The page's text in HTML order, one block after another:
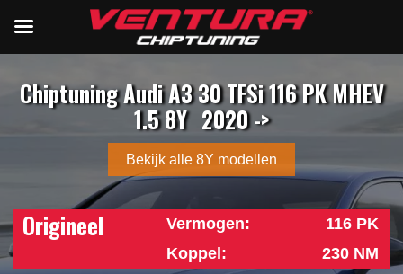
Chiptuning Audi A3 30 TFSi 116 PK MHEV
1.5 8Y 2020 ->
Bekijk alle 8Y modellen
Origineel Vermogen:
116 PK
Koppel:
230 NM